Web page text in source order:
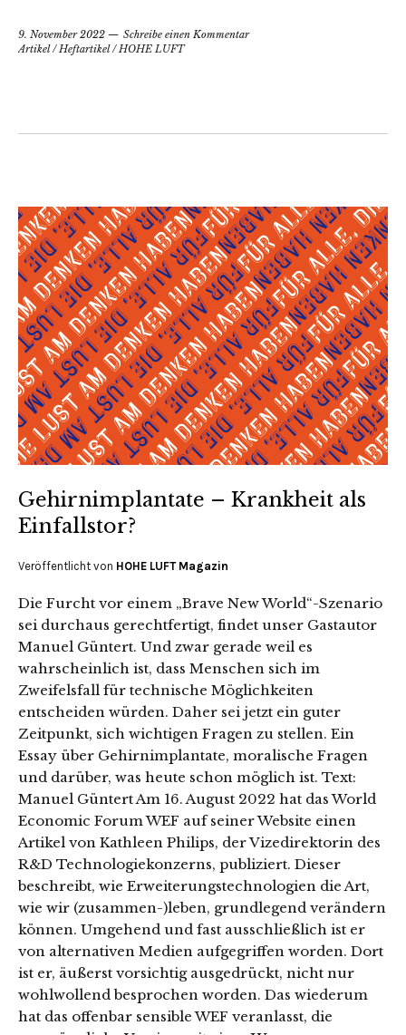
9. November 2022
Schreibe einen Kommentar
Artikel/Heftartikel/HOHE LUFT
Gehirnimplantate – Krankheit als
Einfallstor?
Veröffentlicht von HOHE LUFT Magazin
Die Furcht vor einem „Brave New World“-Szenario
sei durchaus gerechtfertigt, findet unser Gastautor
Manuel Güntert. Und zwar gerade weil es
wahrscheinlich ist, dass Menschen sich im
Zweifelsfall für technische Möglichkeiten
entscheiden würden. Daher sei jetzt ein guter
Zeitpunkt, sich wichtigen Fragen zu stellen. Ein
Essay über Gehirnimplantate, moralische Fragen
und darüber, was heute schon möglich ist. Text:
Manuel Güntert Am 16. August 2022 hat das World
Economic Forum WEF auf seiner Website einen
Artikel von Kathleen Philips, der Vizedirektorin des
R&D Technologiekonzerns, publiziert. Dieser
beschreibt, wie Erweiterungstechnologien die Art,
wie wir (zusammen-)leben, grundlegend verändern
können. Umgehend und fast ausschließlich ist er
von alternativen Medien aufgegriffen worden. Dort
ist er, äußerst vorsichtig ausgedrückt, nicht nur
wohlwollend besprochen worden. Das wiederum
hat das offenbar sensible WEF veranlasst, die